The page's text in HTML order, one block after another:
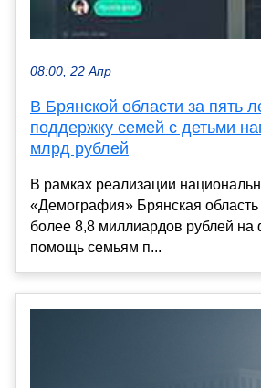
08:00, 22 Апр
В Брянской области за пять
поддержку семей с детьми
млрд рублей
В рамках реализации
«Демография» Брянская
более 8,8 миллиардов рублей
помощь семьям п...